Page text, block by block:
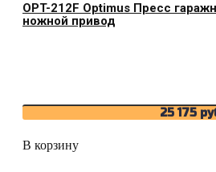
OPT-212F Optimus Пресс
ножной привод
25 175
В корзину